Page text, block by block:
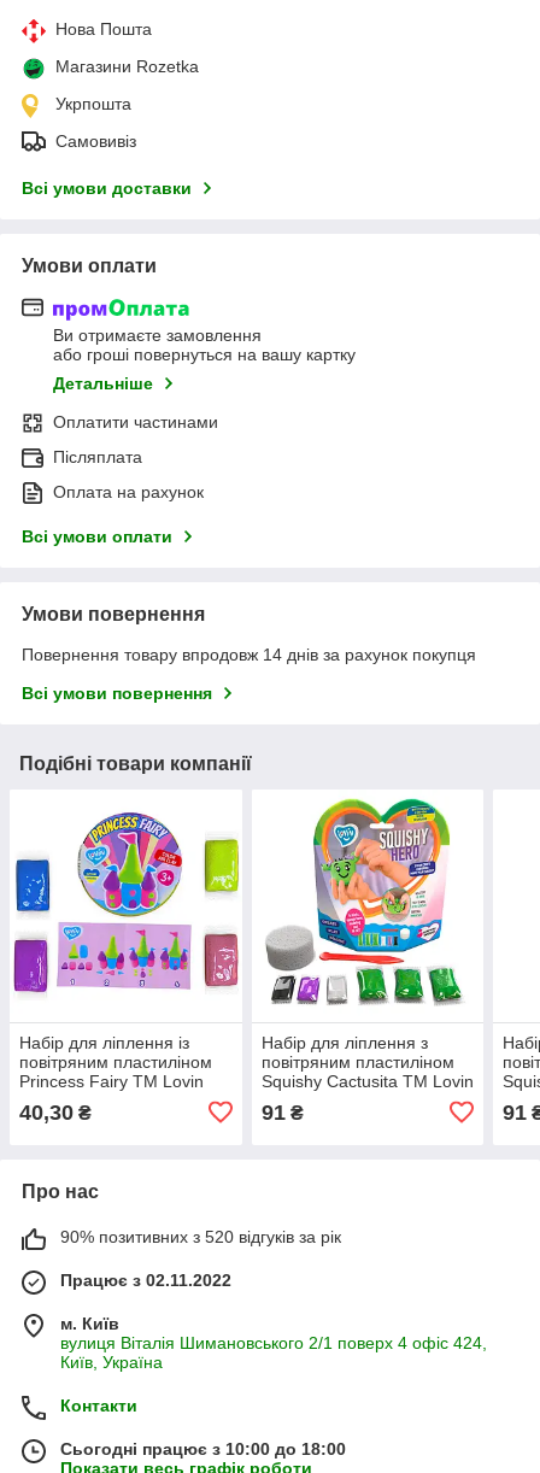
Нова Пошта
Магазини Rozetka
Укрпошта
Самовивіз
Всі умови доставки
Умови оплати
Ви отримаєте замовлення
або гроші повернуться на вашу картку
Детальніше
Оплатити частинами
Післяплата
Оплата на рахунок
Всі умови оплати
Умови повернення
Повернення товару впродовж 14 днів за рахунок покупця
Всі умови повернення
Подібні товари компанії
Набір для ліплення із
повітряним пластиліном
Princess Fairy ТМ Lovin
40,30 ₴
Набір для ліплення з
повітряним пластиліном
Squishy Cactusita TM Lovin
91₴ 91
Про нас
90% позитивних з 520 відгуків за рік
Працює з 02.11.2022
м. Київ
вулиця Віталія Шимановського 2/1 поверх 4 офіс 424,
Київ, Україна
Контакти
Сьогодні працює з 10:00 до 18:00
Показати весь графік роботи